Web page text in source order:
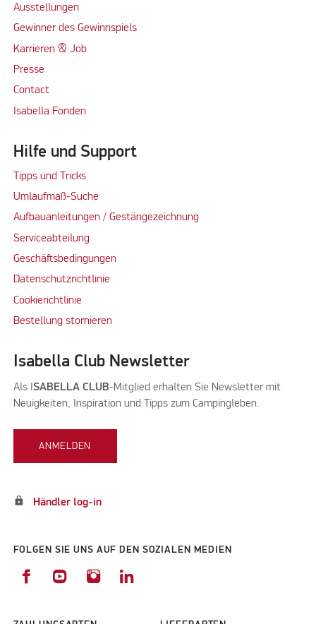
Ausstellungen
Gewinner des Gewinnspiels
Karrieren & Job
Presse
Contact
Isabella Fonden
Hilfe und Support
Tipps und Tricks
Umlaufmaß-Suche
Aufbauanleitungen / Gestängezeichnung
Serviceabteilung
Geschäftsbedingungen
Datenschutzrichtlinie
Cookierichtlinie
Bestellung stornieren
Isabella Club Newsletter
Als ISABELLA CLUB-Mitglied erhalten Sie Newsletter mit
Neuigkeiten, Inspiration und Tipps zum Campingleben.
ANMELDEN
lock Händler log-in
FOLGEN SIE UNS AUF DEN SOZIALEN MEDIEN